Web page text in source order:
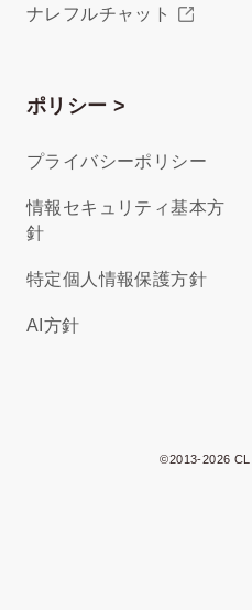
ナレフルチャット
ポリシー >
プライバシーポリシー
情報セキュリティ基本方
針
特定個人情報保護方針
AI方針
©2013-2026